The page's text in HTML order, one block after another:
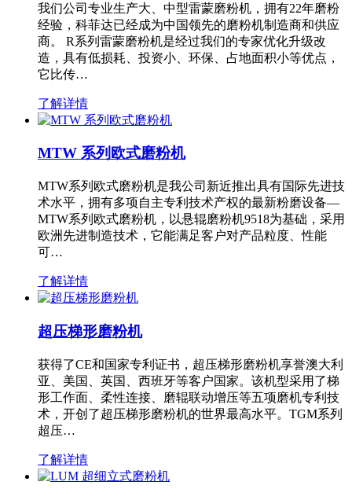
我们公司专业生产大、中型雷蒙磨粉机，拥有22年磨粉
经验，科菲达已经成为中国领先的磨粉机制造商和供应
商。 R系列雷蒙磨粉机是经过我们的专家优化升级改
造，具有低损耗、投资小、环保、占地面积小等优点，
它比传…
了解详情
MTW 系列欧式磨粉机
MTW系列欧式磨粉机是我公司新近推出具有国际先进技
术水平，拥有多项自主专利技术产权的最新粉磨设备—
MTW系列欧式磨粉机，以悬辊磨粉机9518为基础，采用
欧洲先进制造技术，它能满足客户对产品粒度、性能
可…
了解详情
超压梯形磨粉机
获得了CE和国家专利证书，超压梯形磨粉机享誉澳大利
亚、美国、英国、西班牙等客户国家。该机型采用了梯
形工作面、柔性连接、磨辊联动增压等五项磨机专利技
术，开创了超压梯形磨粉机的世界最高水平。TGM系列
超压…
了解详情